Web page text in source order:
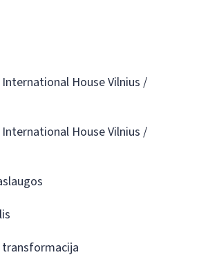
House Vilnius /
House Vilnius /